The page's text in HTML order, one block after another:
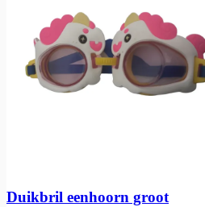
Duikbril eenhoorn groot